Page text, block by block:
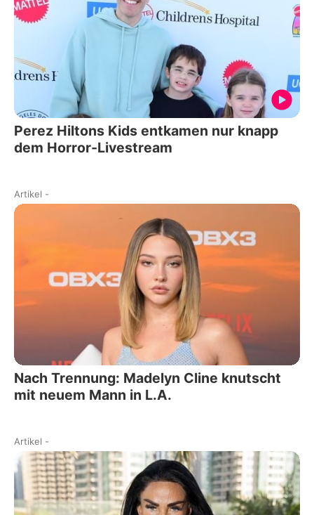
Perez Hiltons Kids entkamen nur knapp
dem Horror-Livestream
Artikel -
Nach Trennung: Madelyn Cline knutscht
mit neuem Mann in L.A.
Artikel -